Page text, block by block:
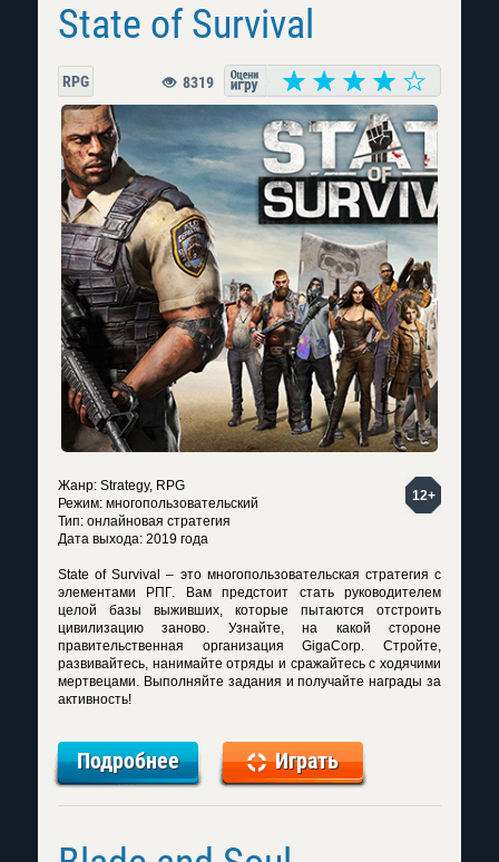
State of Survival
RPG 8319
12+
Жанр: Strategy, RPG
Режим: многопользовательский
Тип: онлайновая стратегия
Дата выхода: 2019 года
State of Survival – это многопользовательская стратегия с
элементами РПГ. Вам предстоит стать руководителем
целой базы выживших, которые пытаются отстроить
цивилизацию заново. Узнайте, на какой стороне
правительственная организация GigaCorp. Стройте,
развивайтесь, нанимайте отряды и сражайтесь с ходячими
мертвецами. Выполняйте задания и получайте награды за
активность!
Подробнее Играть